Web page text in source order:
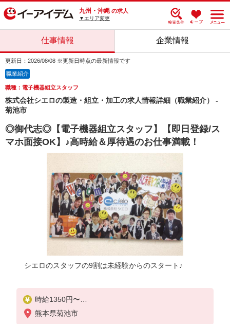
九州・沖縄 の求人
▼エリア変更
仕事情報 企業情報
更新日：2026/08/08 ※更新日時点の最新情報です
職業紹介
職種：電子機器組立スタッフ
株式会社シエロの製造・組立・加工の求人情報詳細（職業紹介） -
菊池市
◎御代志◎【電子機器組立スタッフ】【即日登録/ス
マホ面接OK】♪高時給＆厚待遇のお仕事満載！
シエロのスタッフの9割は未経験からのスタート♪
時給1350円〜
※残業代支給
★交通費別途支給（規定あり）
熊本県菊池市